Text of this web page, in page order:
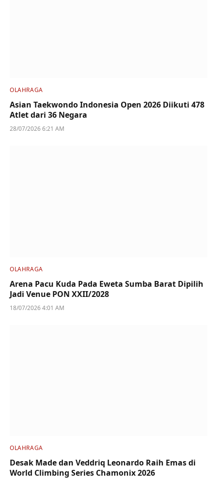
OLAHRAGA
Asian Taekwondo Indonesia Open 2026 Diikuti 478
Atlet dari 36 Negara
28/07/2026 6:21 AM
OLAHRAGA
Arena Pacu Kuda Pada Eweta Sumba Barat Dipilih
Jadi Venue PON XXII/2028
18/07/2026 4:01 AM
OLAHRAGA
Desak Made dan Veddriq Leonardo Raih Emas di
World Climbing Series Chamonix 2026